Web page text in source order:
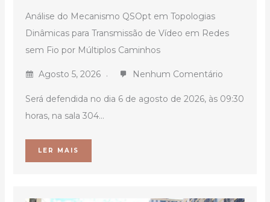
Análise do Mecanismo QSOpt em Topologias
Dinâmicas para Transmissão de Vídeo em Redes
sem Fio por Múltiplos Caminhos
Agosto 5, 2026 Nenhum Comentário
Será defendida no dia 6 de agosto de 2026, às 09:30
horas, na sala 304...
LER MAIS